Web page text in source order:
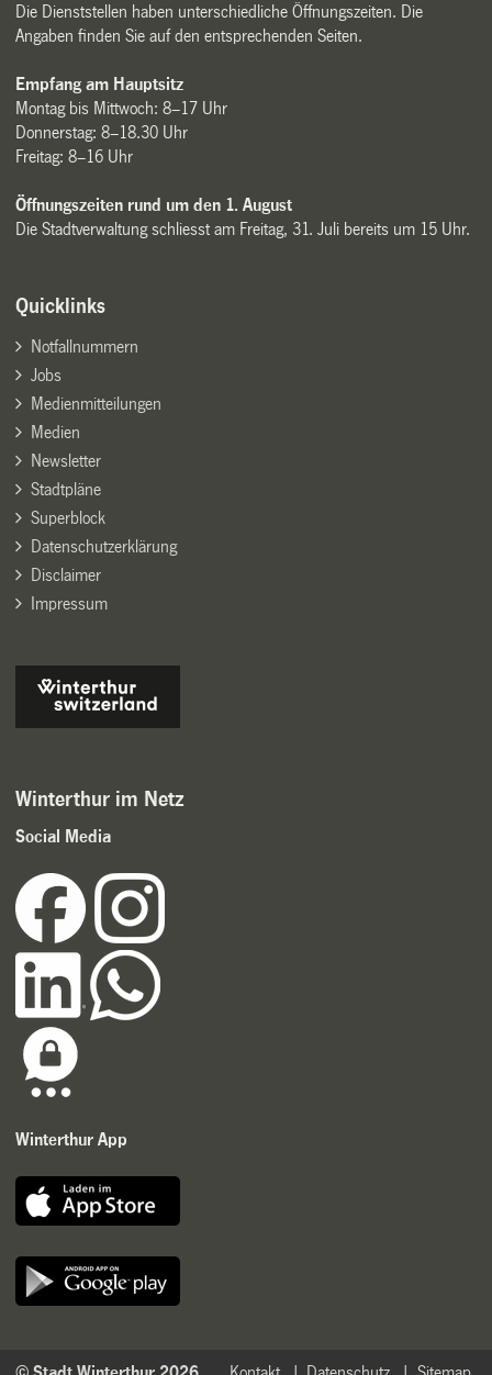
Die Dienststellen haben unterschiedliche Öffnungszeiten. Die
Angaben finden Sie auf den entsprechenden Seiten.
Empfang am Hauptsitz
Montag bis Mittwoch: 8–17 Uhr
Donnerstag: 8–18.30 Uhr
Freitag: 8–16 Uhr
Öffnungszeiten rund um den 1. August
Die Stadtverwaltung schliesst am Freitag, 31. Juli bereits um 15 Uhr.
Quicklinks
Notfallnummern
Jobs
Medienmitteilungen
Medien
Newsletter
Stadtpläne
Superblock
Datenschutzerklärung
Disclaimer
Impressum
Winterthur im Netz
Social Media
Winterthur App